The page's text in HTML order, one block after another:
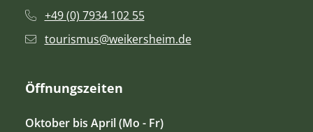
+49 (0) 7934 102 55
tourismus@weikersheim.de
Öffnungszeiten
Oktober bis April (Mo - Fr)